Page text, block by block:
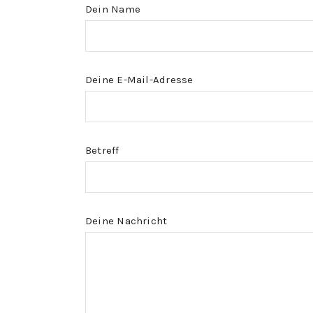
Dein Name
Deine E-Mail-Adresse
Betreff
Deine Nachricht